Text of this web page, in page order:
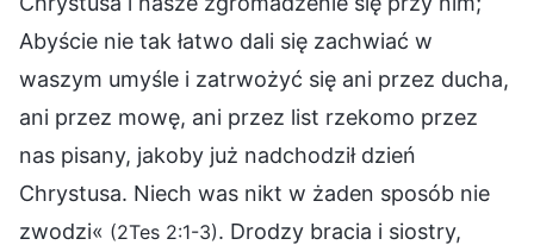
Abyście nie tak łatwo dali się zachwiać w
waszym umyśle i zatrwożyć się ani przez ducha,
ani przez mowę, ani przez list rzekomo przez
nas pisany, jakoby już nadchodził dzień
Chrystusa. Niech was nikt w żaden sposób nie
zwodzi« (2Tes 2:1-3). Drodzy bracia i siostry,